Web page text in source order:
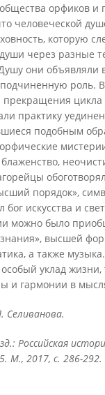
орфиков и
человеческой
которую
через разные
они объявляли
роль.
практику
подобным
порядок»,
бог искусства и
можно было
высшей
а также
уклад
и гармонии в
Селиванова.
Российская
М., 2017, с. 286-292.